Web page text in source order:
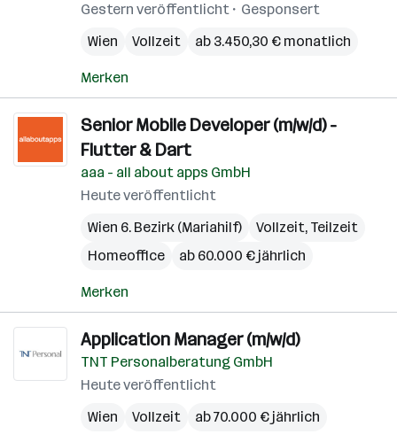
Gestern veröffentlicht
Gesponsert
Wien
Vollzeit ab 3.450,30 € monatlich
Merken
Senior Mobile Developer (m/w/d) -
Flutter & Dart
aaa - all about apps GmbH
Heute veröffentlicht
Wien 6. Bezirk (Mariahilf)
Vollzeit, Teilzeit
Homeoffice
ab 60.000 € jährlich
Merken
Application Manager (m/w/d)
TNT Personalberatung GmbH
Heute veröffentlicht
Wien
Vollzeit ab 70.000 € jährlich